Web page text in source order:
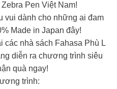
Pen Việt Nam!
vui dành cho những ai đam
Made in Japan đây!
các nhà sách Fahasa Phù L
diễn ra chương trình siêu
quà ngay!
trình: